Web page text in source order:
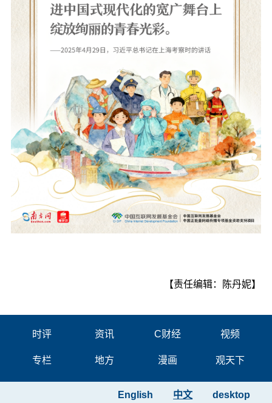
【责任编辑：陈丹妮】
时评 资讯 C财经 视频
专栏 地方 漫画 观天下
desktop
中文
English